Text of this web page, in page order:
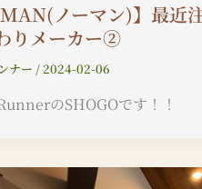
ノーマン)】最近
りメーカー②
ナー /2024-02-06
のSHOGOです！！